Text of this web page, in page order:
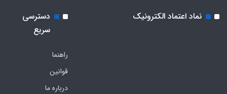
نماد اعتماد الکترونیک
دسترسی
سریع
راهنما
قوانین
درباره ما